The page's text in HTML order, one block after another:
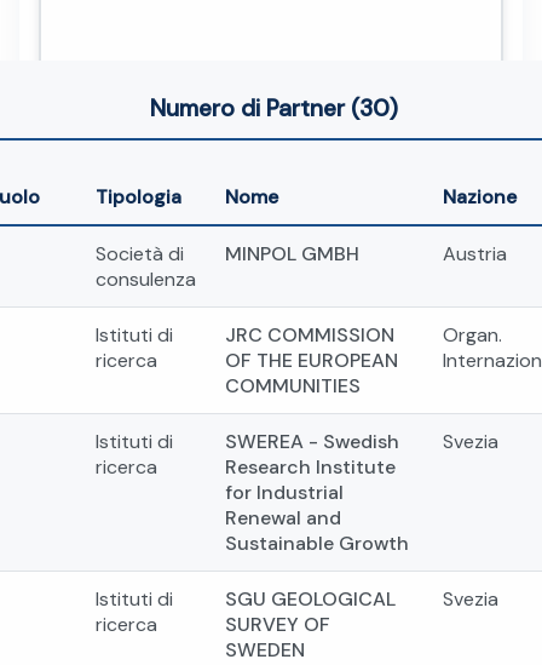
Numero di Partner (30)
Tipologia Nome Nazione
Società di
consulenza
MINPOL GMBH Austria
Istituti di
ricerca
JRC COMMISSION
OF THE EUROPEAN
COMMUNITIES
Organ.
Istituti di
ricerca
SWEREA - Swedish
Research Institute
for Industrial
Renewal and
Sustainable Growth
Svezia
Istituti di
ricerca
SGU GEOLOGICAL
SURVEY OF
SWEDEN
Svezia